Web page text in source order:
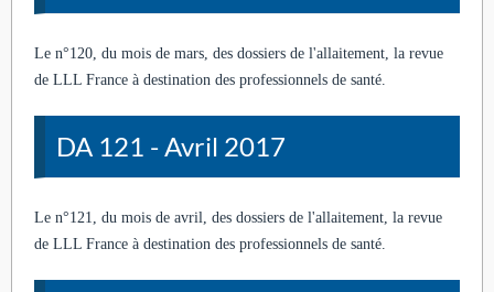
Le n°120, du mois de mars, des dossiers de l'allaitement, la revue
de LLL France à destination des professionnels de santé.
DA 121 - Avril 2017
Le n°121, du mois de avril, des dossiers de l'allaitement, la revue
de LLL France à destination des professionnels de santé.